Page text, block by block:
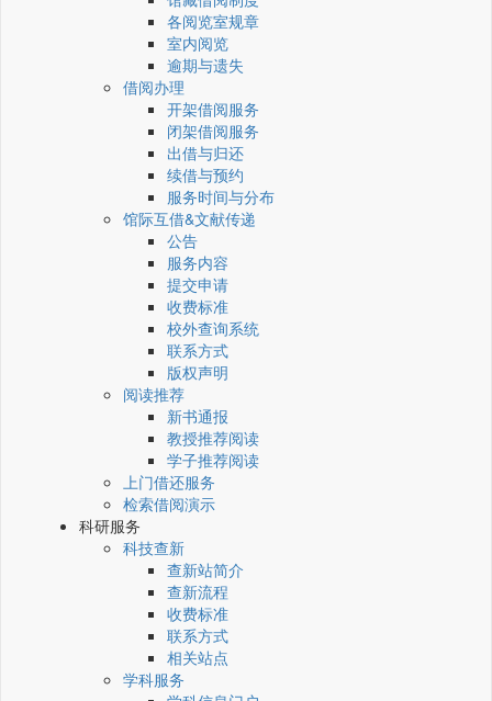
各阅览室规章
室内阅览
逾期与遗失
借阅办理
开架借阅服务
闭架借阅服务
出借与归还
续借与预约
服务时间与分布
馆际互借&文献传递
公告
服务内容
提交申请
收费标准
校外查询系统
联系方式
版权声明
阅读推荐
新书通报
教授推荐阅读
学子推荐阅读
上门借还服务
检索借阅演示
科研服务
科技查新
查新站简介
查新流程
收费标准
联系方式
相关站点
学科服务